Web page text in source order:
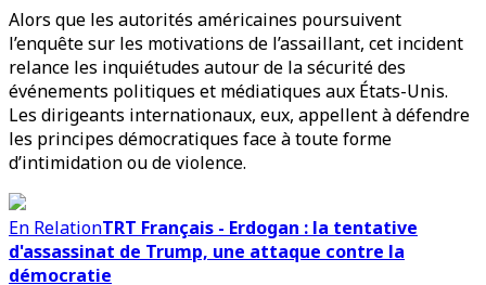
Alors que les autorités américaines poursuivent
l’enquête sur les motivations de l’assaillant, cet incident
relance les inquiétudes autour de la sécurité des
événements politiques et médiatiques aux États-Unis.
Les dirigeants internationaux, eux, appellent à défendre
les principes démocratiques face à toute forme
d’intimidation ou de violence.
En RelationTRT Français - Erdogan : la tentative
d'assassinat de Trump, une attaque contre la
démocratie